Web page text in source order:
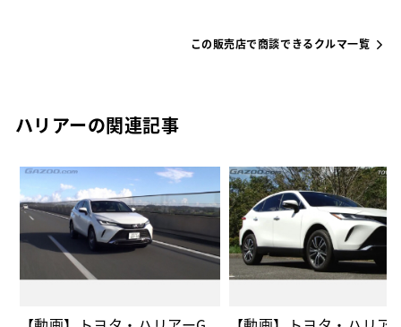
この販売店で商談できるクルマ一覧
ハリアーの関連記事